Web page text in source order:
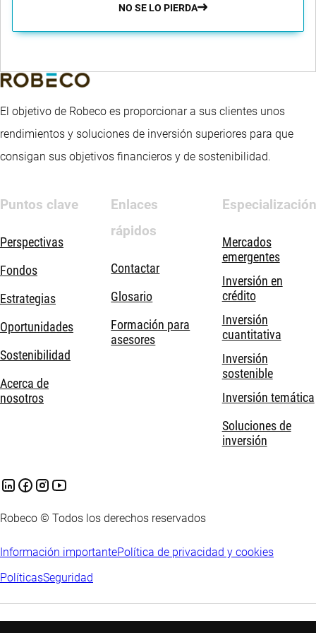
NO SE LO PIERDA
El objetivo de Robeco es proporcionar a sus clientes unos
rendimientos y soluciones de inversión superiores para que
consigan sus objetivos financieros y de sostenibilidad.
Puntos clave
Perspectivas
Fondos
Estrategias
Oportunidades
Sostenibilidad
Acerca de
nosotros
Enlaces
rápidos
Contactar
Glosario
Formación para
asesores
Especialización
Mercados
emergentes
Inversión en
crédito
Inversión
cuantitativa
Inversión
sostenible
Inversión temática
Soluciones de
inversión
Robeco © Todos los derechos reservados
Información importantePolítica de privacidad y cookies
PolíticasSeguridad